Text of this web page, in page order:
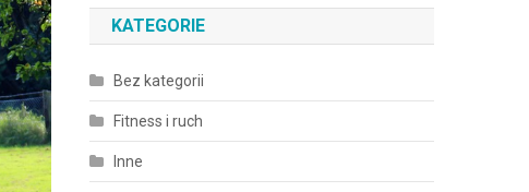
KATEGORIE
Bez kategorii
Fitness i ruch
Inne